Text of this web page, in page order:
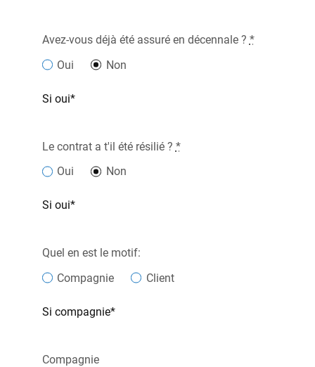
Avez-vous déjà été assuré en décennale ? *
Oui
Non
Si oui*
Le contrat a t'il été résilié ? *
Oui
Non
Si oui*
Quel en est le motif:
Compagnie
Client
Si compagnie*
Compagnie